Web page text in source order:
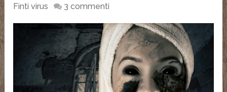
Finti virus 3 commenti